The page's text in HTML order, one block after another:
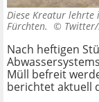
Diese Kreatur lehrte
Fürchten. ©
Nach heftigen
Müll befreit
berichtet aktuell